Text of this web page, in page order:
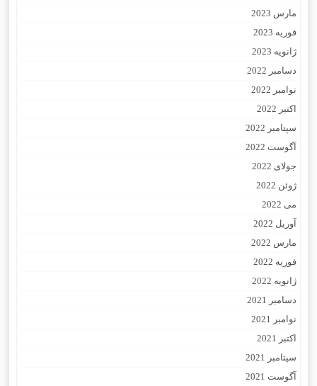
مارس 2023
فوریه 2023
ژانویه 2023
دسامبر 2022
نوامبر 2022
اکتبر 2022
سپتامبر 2022
آگوست 2022
جولای 2022
ژوئن 2022
می 2022
آوریل 2022
مارس 2022
فوریه 2022
ژانویه 2022
دسامبر 2021
نوامبر 2021
اکتبر 2021
سپتامبر 2021
آگوست 2021